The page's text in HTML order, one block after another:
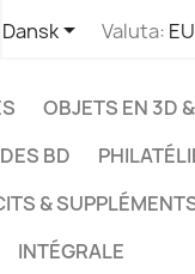
Dansk Valuta:
OBJETS EN 3D
BD
&
INTÉGRALE